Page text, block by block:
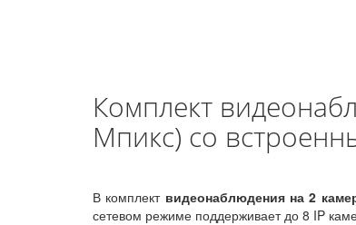
Комплект
Мпикс) со
В комплект видеонаблюдения на 2
сетевом режиме поддерживает до 8 IP